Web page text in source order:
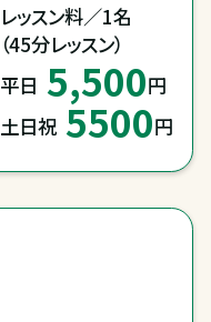
レッスン料／1名
（45分レッスン）
平日 5,500円
土日祝 5500円